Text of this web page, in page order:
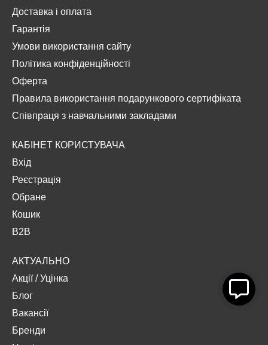
Доставка і оплата
Гарантія
Умови використання сайту
Політика конфіденційності
Оферта
Правила використання подарункового сертифіката
Співпраця з навчальними закладами
КАБІНЕТ КОРИСТУВАЧА
Вхід
Реєстрація
Обране
Кошик
B2B
АКТУАЛЬНО
Акції/Уцінка
Блог
Вакансії
Бренди